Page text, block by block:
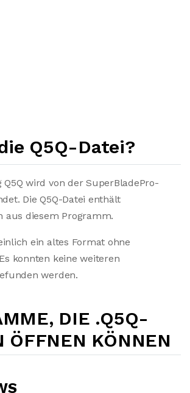
Q5Q-Datei?
Q5Q wird von der SuperBladePro-
Die Q5Q-Datei enthält
aus diesem Programm.
ein altes Format ohne
konnten keine weiteren
werden.
DIE .Q5Q-
ÖFFNEN KÖNNEN